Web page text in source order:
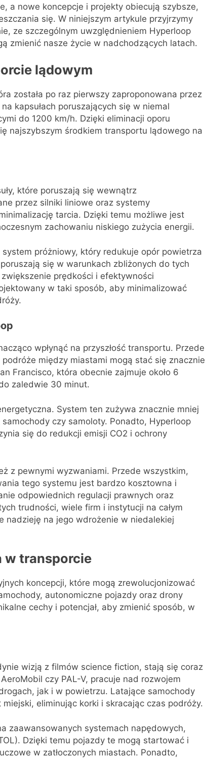
a nowe koncepcje i projekty obiecują szybsze,
się. W niniejszym artykule przyjrzymy
ze szczególnym uwzględnieniem Hyperloop
zmienić nasze życie w nadchodzących latach.
lądowym
została po raz pierwszy zaproponowana przez
kapsułach poruszających się w niemal
do 1200 km/h. Dzięki eliminacji oporu
najszybszym środkiem transportu lądowego na
które poruszają się wewnątrz
przez silniki liniowe oraz systemy
tarcia. Dzięki temu możliwe jest
zachowaniu niskiego zużycia energii.
próżniowy, który redukuje opór powietrza
się w warunkach zbliżonych do tych
prędkości i efektywności
w taki sposób, aby minimalizować
wpłynąć na przyszłość transportu. Przede
między miastami mogą stać się znacznie
Francisco, która obecnie zajmuje około 6
zaledwie 30 minut.
System ten zużywa znacznie mniej
czy samoloty. Ponadto, Hyperloop
się do redukcji emisji CO2 i ochrony
z pewnymi wyzwaniami. Przede wszystkim,
tego systemu jest bardzo kosztowna i
odpowiednich regulacji prawnych oraz
trudności, wiele firm i instytucji na całym
nadzieję na jego wdrożenie w niedalekiej
w transporcie
koncepcji, które mogą zrewolucjonizować
autonomiczne pojazdy oraz drony
cechy i potencjał, aby zmienić sposób, w
wizją z filmów science fiction, stają się coraz
czy PAL-V, pracuje nad rozwojem
jak i w powietrzu. Latające samochody
eliminując korki i skracając czas podróży.
zaawansowanych systemach napędowych,
Dzięki temu pojazdy te mogą startować i
w zatłoczonych miastach. Ponadto,